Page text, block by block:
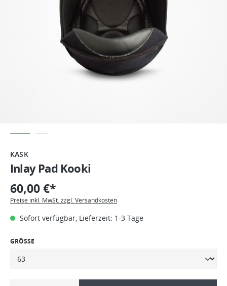
KASK
Inlay Pad Kooki
60,00 €*
Preise inkl. MwSt. zzgl. Versandkosten
Sofort verfügbar, Lieferzeit: 1-3 Tage
GRÖSSE